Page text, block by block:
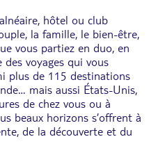
hôtel ou club
la famille, le bien-être,
vous partiez en duo, en
voyages qui vous
plus de 115 destinations
mais aussi États-Unis,
de chez vous ou à
beaux horizons s’offrent à
de la découverte et du